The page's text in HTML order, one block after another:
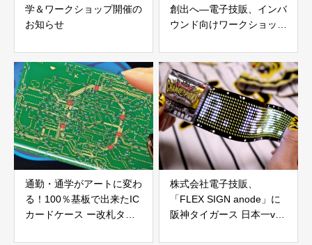
学＆ワークショップ開催の
お知らせ
創出へ―電子技販、インバ
ウンド向けワークショップ
通勤・通学がアートに変わ
る！100％基板で出来たIC
カードケース ー改札タッ
株式会社電子技販、
「FLEX SIGN anode」に
阪神タイガース 日本一ver.